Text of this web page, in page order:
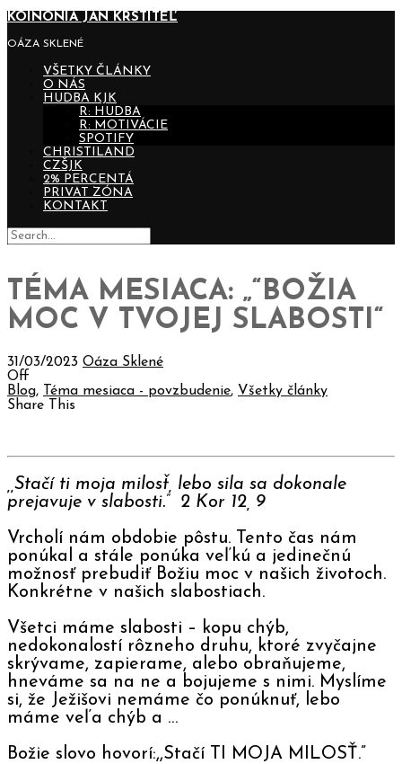
KOINONIA JÁN KRSTITEĽ
OÁZA SKLENÉ
VŠETKY ČLÁNKY
O NÁS
HUDBA KJK
R: HUDBA
R: MOTIVÁCIE
SPOTIFY
CHRISTILAND
CZŠJK
2% PERCENTÁ
PRIVAT ZÓNA
KONTAKT
TÉMA MESIACA: „“BOŽIA
MOC V TVOJEJ SLABOSTI“
31/03/2023 Oáza Sklené
Off
Blog, Téma mesiaca - povzbudenie, Všetky články
Share This
,,Stačí ti moja milosť, lebo sila sa dokonale
prejavuje v slabosti.” 2 Kor 12, 9
Vrcholí nám obdobie pôstu. Tento čas nám
ponúkal a stále ponúka veľkú a jedinečnú
možnosť prebudiť Božiu moc v našich životoch.
Konkrétne v našich slabostiach.
Všetci máme slabosti – kopu chýb,
nedokonalostí rôzneho druhu, ktoré zvyčajne
skrývame, zapierame, alebo obraňujeme,
hneváme sa na ne a bojujeme s nimi. Myslíme
si, že Ježišovi nemáme čo ponúknuť, lebo
máme veľa chýb a …
Božie slovo hovorí:,,Stačí TI MOJA MILOSŤ.”